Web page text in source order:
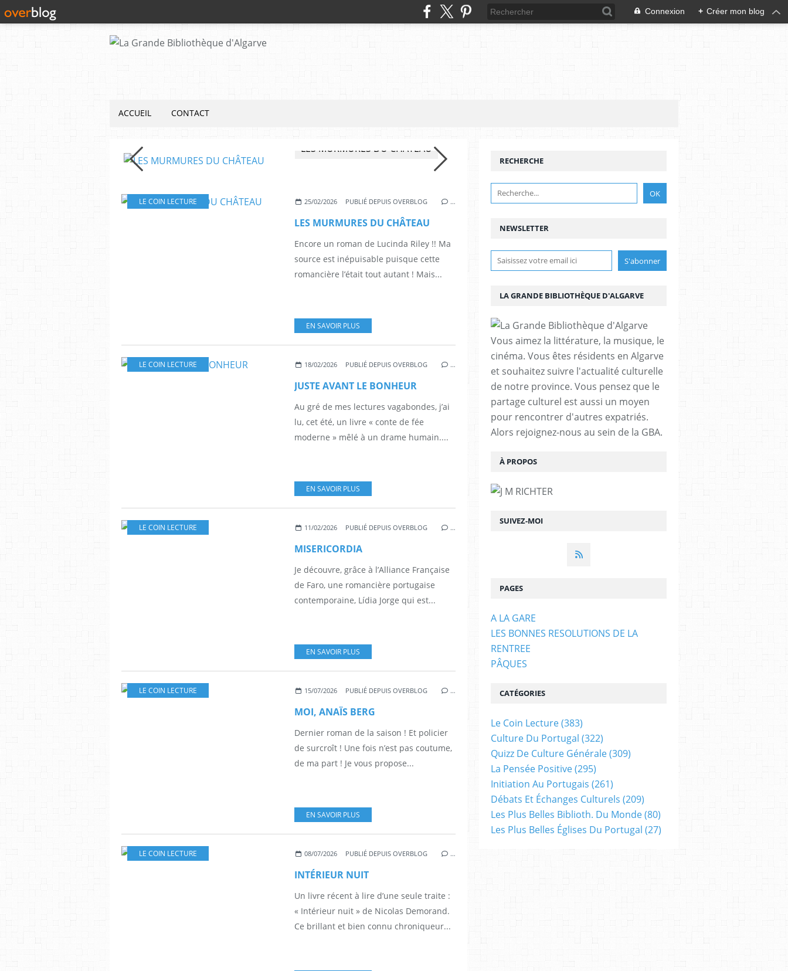
Connexion + Créer mon blog
ACCUEIL CONTACT
JUSTE AVANT LE BONHEUR
LE COIN LECTURE 25/02/2026 PUBLIÉ DEPUIS OVERBLOG …
LES MURMURES DU CHÂTEAU
Encore un roman de Lucinda Riley !! Ma
source est inépuisable puisque cette
romancière l’était tout autant ! Mais...
EN SAVOIR PLUS
LE COIN LECTURE 18/02/2026 PUBLIÉ DEPUIS OVERBLOG …
JUSTE AVANT LE BONHEUR
Au gré de mes lectures vagabondes, j’ai
lu, cet été, un livre « conte de fée
moderne » mêlé à un drame humain....
EN SAVOIR PLUS
LE COIN LECTURE 11/02/2026 PUBLIÉ DEPUIS OVERBLOG …
MISERICORDIA
Je découvre, grâce à l’Alliance Française
de Faro, une romancière portugaise
contemporaine, Lídia Jorge qui est...
EN SAVOIR PLUS
LE COIN LECTURE 15/07/2026 PUBLIÉ DEPUIS OVERBLOG …
MOI, ANAÏS BERG
Dernier roman de la saison ! Et policier
de surcroît ! Une fois n’est pas coutume,
de ma part ! Je vous propose...
EN SAVOIR PLUS
LE COIN LECTURE 08/07/2026 PUBLIÉ DEPUIS OVERBLOG …
INTÉRIEUR NUIT
Un livre récent à lire d’une seule traite :
« Intérieur nuit » de Nicolas Demorand.
Ce brillant et bien connu chroniqueur...
NEWSLETTER
SUIVEZ-MOI
RECHERCHE
LA GRANDE BIBLIOTHÈQUE D'ALGARVE
Vous aimez la littérature, la musique, le
cinéma. Vous êtes résidents en Algarve
et souhaitez suivre l'actualité culturelle
de notre province. Vous pensez que le
partage culturel est aussi un moyen
pour rencontrer d'autres expatriés.
Alors rejoignez-nous au sein de la GBA.
À PROPOS
PAGES
A LA GARE
LES BONNES RESOLUTIONS DE LA
RENTREE
PÂQUES
CATÉGORIES
Le Coin Lecture(383)
Culture Du Portugal (322)
Quizz De Culture Générale(309)
La Pensée Positive(295)
Initiation Au Portugais (261)
Débats Et Échanges Culturels (209)
Les Plus Belles Biblioth. Du Monde(80)
Les Plus Belles Églises Du Portugal (27)